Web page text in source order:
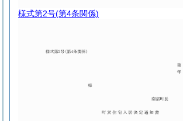
様式第2号(第4条関係)